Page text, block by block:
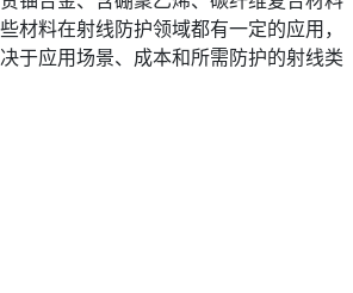
材料在射线防护领域都有一定的应用，
于应用场景、成本和所需防护的射线类